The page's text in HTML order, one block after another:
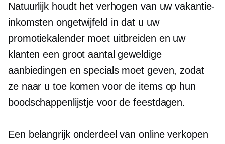
Natuurlijk houdt het verhogen van uw vakantie-
inkomsten ongetwijfeld in dat u uw
promotiekalender moet uitbreiden en uw
klanten een groot aantal geweldige
aanbiedingen en specials moet geven, zodat
ze naar u toe komen voor de items op hun
boodschappenlijstje voor de feestdagen.
Een belangrijk onderdeel van online verkopen